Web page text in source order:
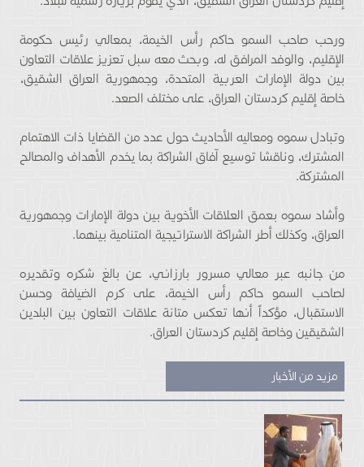
ورحب صاحب السمو حاكم رأس الخيمة، بمعالي رئيس حكومة
الإقليم، والوفد المرافق له، وبحث معه سبل تعزيز علاقات التعاون
بين دولة الإمارات العربية المتحدة، وجمهورية العراق الشقيق،
خاصة إقليم كردستان العراق، على مختلف الصعد.
وتبادل سموه ومعاليه الأحاديث حول عدد من القضايا ذات الاهتمام
المشترك، وناقشا توسيع آفاق الشراكة بما يخدم الأهداف والمصالح
المشتركة.
وأشاد سموه بعمق العلاقات الأخوية بين دولة الإمارات وجمهورية
العراق، وكذلك أطر الشراكة الاستراتيجية المتنامية بينهما.
من جانبه عبر معالي مسرور بارزاني، عن بالغ شكره وتقديره
لصاحب السمو حاكم رأس الخيمة، على كرم الضيافة وحسن
الاستقبال، مؤكداً أنها تعكس متانة علاقات التعاون بين البلدين
الشقيقين وخاصة إقليم كردستان العراق.
مزيد من الأخبار